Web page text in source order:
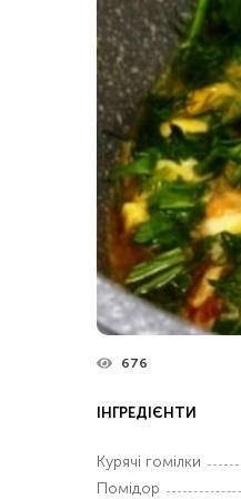
676
ІНГРЕДІЄНТИ
Курячі гомілки
Помідор